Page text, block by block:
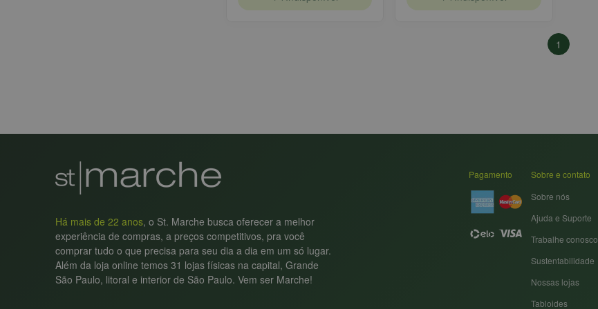
1
Há mais de 22 anos, o St. Marche busca oferecer a melhor
experiência de compras, a preços competitivos, pra você
comprar tudo o que precisa para seu dia a dia em um só lugar.
Além da loja online temos 31 lojas físicas na capital, Grande
São Paulo, litoral e interior de São Paulo. Vem ser Marche!
Pagamento
Sobre e contato
Sobre nós
Ajuda e Suporte
Trabalhe conosco
Sustentabilidade
Nossas lojas
Tabloides